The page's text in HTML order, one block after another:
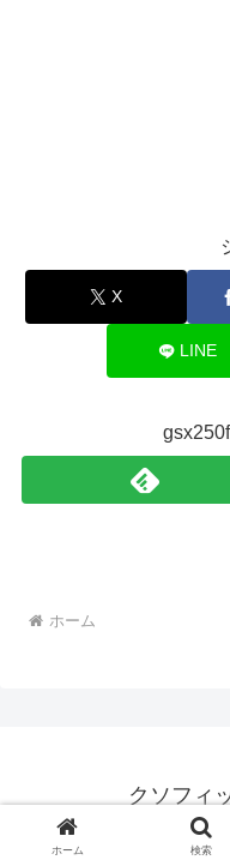
X
LINE
ホーム
クソフィ
© 2018 クソ
ホーム 検索